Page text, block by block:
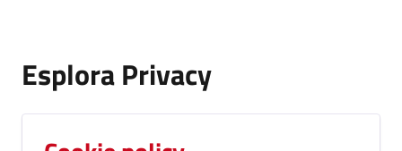
Esplora Privacy